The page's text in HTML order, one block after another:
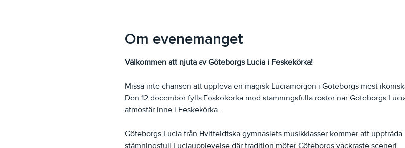
Om evenemanget
Välkommen att njuta av Göteborgs Lucia i Feskekörka!
Missa inte chansen att uppleva en magisk Luciamorgon i Göteborgs mest
Den 12 december fylls Feskekörka med stämningsfulla röster när Göteborgs
atmosfär inne i Feskekörka.
Göteborgs Lucia från Hvitfeldtska gymnasiets musikklasser kommer att
stämningsfull Luciaupplevelse där tradition möter Göteborgs vackraste sceneri.